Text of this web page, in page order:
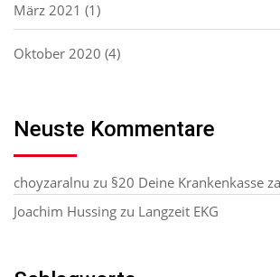
März 2021 (1)
Oktober 2020 (4)
Neuste Kommentare
choyzaralnu zu §20 Deine Krankenkasse
Joachim Hussing zu Langzeit EKG